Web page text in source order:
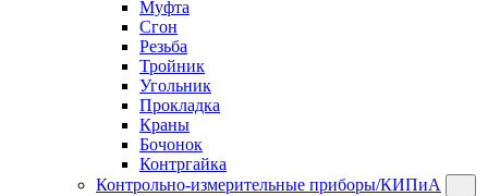
Муфта
Сгон
Резьба
Тройник
Угольник
Прокладка
Краны
Бочонок
Контргайка
Контрольно-измерительные приборы/КИПиА